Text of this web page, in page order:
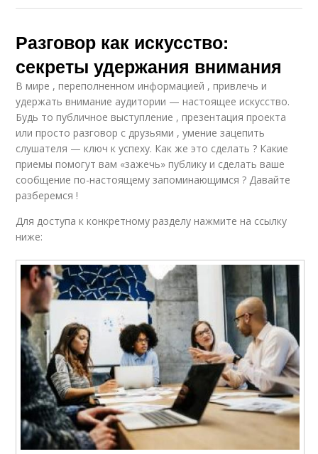
Разговор как искусство:
секреты удержания внимания
В мире , переполненном информацией , привлечь и
удержать внимание аудитории — настоящее искусство.
Будь то публичное выступление , презентация проекта
или просто разговор с друзьями , умение зацепить
слушателя — ключ к успеху. Как же это сделать ? Какие
приемы помогут вам «зажечь» публику и сделать ваше
сообщение по-настоящему запоминающимся ? Давайте
разберемся !
Для доступа к конкретному разделу нажмите на ссылку
ниже: